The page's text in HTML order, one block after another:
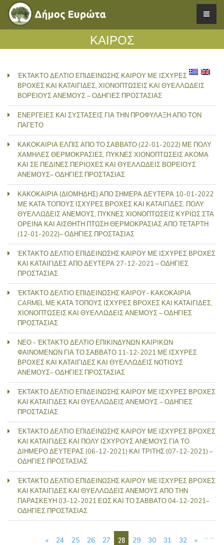
ΚΑΙΡΟΣ
ΈΚΤΑΚΤΟ ΔΕΛΤΙΟ ΕΠΙΔΕΙΝΩΣΗΣ ΚΑΙΡΟΥ ΜΕ ΙΣΧΥΡΕΣ
ΒΡΟΧΕΣ ΚΑΙ ΚΑΤΑΙΓΙΔΕΣ, ΧΙΟΝΟΠΤΩΣΕΙΣ ΚΑΙ ΘΥΕΛΛΩΔΕΙΣ
ΒΟΡΕΙΟΥΣ ΑΝΕΜΟΥΣ – ΟΔΗΓΙΕΣ ΠΡΟΣΤΑΣΙΑΣ
ΕΝΕΡΓΕΙΕΣ ΚΑΙ ΣΥΣΤΑΣΕΙΣ ΓΙΑ ΤΗΝ ΠΡΟΦΥΛΑΞΗ ΑΠΟ ΤΟΝ
ΠΑΓΕΤΟ
ΚΑΚΟΚΑΙΡΙΑ ΕΛΠΙΣ ΑΠΟ ΤΟ ΣΑΒΒΑΤΟ (22-01-2022) ΜΕ ΠΟΛΥ
ΧΑΜΗΛΕΣ ΘΕΡΜΟΚΡΑΣΙΕΣ, ΠΥΚΝΕΣ ΧΙΟΝΟΠΤΩΣΕΙΣ ΑΚΟΜΑ
ΚΑΙ ΣΕ ΠΕΔΙΝΕΣ ΠΕΡΙΟΧΕΣ ΚΑΙ ΘΥΕΛΛΩΔΕΙΣ ΒΟΡΕΙΟΥΣ
ΑΝΕΜΟΥΣ– ΟΔΗΓΙΕΣ ΠΡΟΣΤΑΣΙΑΣ
ΚΑΚΟΚΑΙΡΙΑ (ΔΙΟΜΗΔΗΣ) ΑΠΟ ΣΗΜΕΡΑ ΔΕΥΤΕΡΑ 10-01-2022
ΜΕ ΚΑΤΑ ΤΟΠΟΥΣ ΙΣΧΥΡΕΣ ΒΡΟΧΕΣ ΚΑΙ ΚΑΤΑΙΓΙΔΕΣ, ΠΟΛΥ
ΘΥΕΛΛΩΔΕΙΣ ΑΝΕΜΟΥΣ, ΠΥΚΝΕΣ ΧΙΟΝΟΠΤΩΣΕΙΣ ΚΥΡΙΩΣ ΣΤΑ
ΟΡΕΙΝΑ ΚΑΙ ΑΙΣΘΗΤΗ ΠΤΩΣΗ ΘΕΡΜΟΚΡΑΣΙΑΣ ΑΠΟ ΤΕΤΑΡΤΗ
(12-01-2022)– ΟΔΗΓΙΕΣ ΠΡΟΣΤΑΣΙΑΣ
ΈΚΤΑΚΤΟ ΔΕΛΤΙΟ ΕΠΙΔΕΙΝΩΣΗΣ ΚΑΙΡΟΥ ΜΕ ΙΣΧΥΡΕΣ ΒΡΟΧΕΣ
ΚΑΙ ΚΑΤΑΙΓΙΔΕΣ ΑΠΟ ΔΕΥΤΕΡΑ 27-12-2021 – ΟΔΗΓΙΕΣ
ΠΡΟΣΤΑΣΙΑΣ
ΈΚΤΑΚΤΟ ΔΕΛΤΙΟ ΕΠΙΔΕΙΝΩΣΗΣ ΚΑΙΡΟΥ- ΚΑΚΟΚΑΙΡΙΑ
CARMEL ΜΕ ΚΑΤΑ ΤΟΠΟΥΣ ΙΣΧΥΡΕΣ ΒΡΟΧΕΣ ΚΑΙ ΚΑΤΑΙΓΙΔΕΣ,
ΧΙΟΝΟΠΤΩΣΕΙΣ ΚΑΙ ΘΥΕΛΛΩΔΕΙΣ ΑΝΕΜΟΥΣ – ΟΔΗΓΙΕΣ
ΠΡΟΣΤΑΣΙΑΣ
ΝΕΟ - ΈΚΤΑΚΤΟ ΔΕΛΤΙΟ ΕΠΙΚΙΝΔΥΝΩΝ ΚΑΙΡΙΚΩΝ
ΦΑΙΝΟΜΕΝΩΝ ΓΙΑ ΤΟ ΣΑΒΒΑΤΟ 11-12-2021 ΜΕ ΙΣΧΥΡΕΣ
ΒΡΟΧΕΣ ΚΑΙ ΚΑΤΑΙΓΙΔΕΣ ΚΑΙ ΘΥΕΛΛΩΔΕΙΣ ΝΟΤΙΟΥΣ
ΑΝΕΜΟΥΣ– ΟΔΗΓΙΕΣ ΠΡΟΣΤΑΣΙΑΣ
ΈΚΤΑΚΤΟ ΔΕΛΤΙΟ ΕΠΙΔΕΙΝΩΣΗΣ ΚΑΙΡΟΥ ΜΕ ΙΣΧΥΡΕΣ ΒΡΟΧΕΣ
ΚΑΙ ΚΑΤΑΙΓΙΔΕΣ ΚΑΙ ΘΥΕΛΛΩΔΕΙΣ ΑΝΕΜΟΥΣ – ΟΔΗΓΙΕΣ
ΠΡΟΣΤΑΣΙΑΣ
ΈΚΤΑΚΤΟ ΔΕΛΤΙΟ ΕΠΙΔΕΙΝΩΣΗΣ ΚΑΙΡΟΥ ΜΕ ΙΣΧΥΡΕΣ ΒΡΟΧΕΣ
ΚΑΙ ΚΑΤΑΙΓΙΔΕΣ ΚΑΙ ΠΟΛΥ ΙΣΧΥΡΟΥΣ ΑΝΕΜΟΥΣ ΓΙΑ ΤΟ
ΔΙΗΜΕΡΟ ΔΕΥΤΕΡΑΣ (06-12-2021) ΚΑΙ ΤΡΙΤΗΣ (07-12-2021) –
ΟΔΗΓΙΕΣ ΠΡΟΣΤΑΣΙΑΣ
ΈΚΤΑΚΤΟ ΔΕΛΤΙΟ ΕΠΙΔΕΙΝΩΣΗΣ ΚΑΙΡΟΥ ΜΕ ΙΣΧΥΡΕΣ ΒΡΟΧΕΣ
ΚΑΙ ΚΑΤΑΙΓΙΔΕΣ ΚΑΙ ΘΥΕΛΛΩΔΕΙΣ ΑΝΕΜΟΥΣ ΑΠΟ ΤΗΝ
ΠΑΡΑΣΚΕΥΗ 03-12-2021 ΕΩΣ ΚΑΙ ΤΟ ΣΑΒΒΑΤΟ 04-12-2021–
ΟΔΗΓΙΕΣ ΠΡΟΣΤΑΣΙΑΣ
« 24 25 26 27 28 29 30 31 32 »